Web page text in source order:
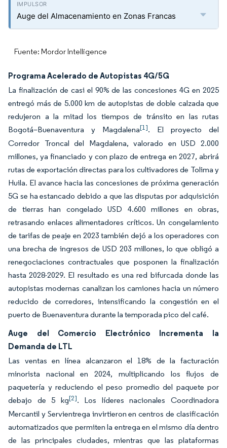
Auge del Almacenamiento en Zonas Francas
Fuente: Mordor Intelligence
Programa Acelerado de Autopistas 4G/5G
La finalización de casi el 90% de las concesiones 4G en 2025
entregó más de 5.000 km de autopistas de doble calzada que
redujeron a la mitad los tiempos de tránsito en las rutas
Bogotá–Buenaventura y Magdalena[1]. El proyecto del
Corredor Troncal del Magdalena, valorado en USD 2.000
millones, ya financiado y con plazo de entrega en 2027, abrirá
rutas de exportación directas para los cultivadores de Tolima y
Huila. El avance hacia las concesiones de próxima generación
5G se ha estancado debido a que las disputas por adquisición
de tierras han congelado USD 4.600 millones en obras,
retrasando enlaces alimentadores críticos. Un congelamiento
de tarifas de peaje en 2023 también dejó a los operadores con
una brecha de ingresos de USD 203 millones, lo que obligó a
renegociaciones contractuales que posponen la finalización
hasta 2028-2029. El resultado es una red bifurcada donde las
autopistas modernas canalizan los camiones hacia un número
reducido de corredores, intensificando la congestión en el
puerto de Buenaventura durante la temporada pico del café.
Auge del Comercio Electrónico Incrementa la
Demanda de LTL
Las ventas en línea alcanzaron el 18% de la facturación
minorista nacional en 2024, multiplicando los flujos de
paquetería y reduciendo el peso promedio del paquete por
debajo de 5 kg[2]. Los líderes nacionales Coordinadora
Mercantil y Servientrega invirtieron en centros de clasificación
automatizados que permiten la entrega en el mismo día dentro
de las principales ciudades, mientras que las plataformas